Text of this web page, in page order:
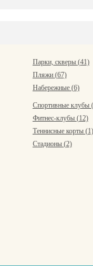
Парки, скверы (41)
Пляжи (67)
Набережные (6)
Спортивные клубы
Фитнес-клубы (12)
Теннисные корты (1)
Стадионы (2)